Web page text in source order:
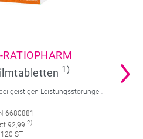
RATIOPHARM
1)
Pflanzliches Arzneimittel bei geistigen Leistungsstörungen und Durchblutungsstörungen.
6680881
92,99 2)
120 ST